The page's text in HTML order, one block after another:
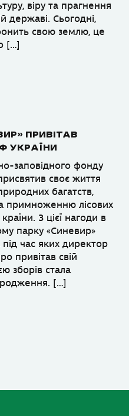
віру та прагнення
державі. Сьогодні,
свою землю, це
[…]
ПРИВІТАВ
УКРАЇНИ
заповідного фонду
своє життя
багатств,
примноженню лісових
З цієї нагоди в
парку «Синевир»
під час яких директор
привітав свій
зборів стала
[…]